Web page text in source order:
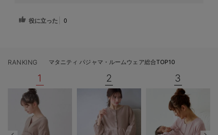
役に立った 0
RANKING マタニティ パジャマ・ルームウェア総合TOP10
1 2 3